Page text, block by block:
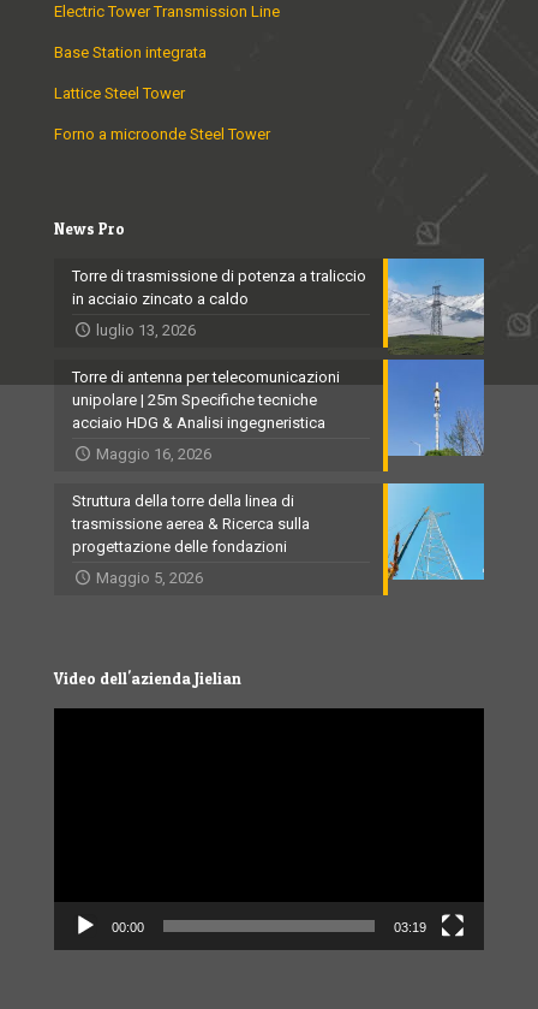
Electric Tower Transmission Line
Base Station integrata
Lattice Steel Tower
Forno a microonde Steel Tower
News Pro
Torre di trasmissione di potenza a traliccio
in acciaio zincato a caldo
luglio 13, 2026
Torre di antenna per telecomunicazioni
unipolare | 25m Specifiche tecniche
acciaio HDG & Analisi ingegneristica
Maggio 16, 2026
Struttura della torre della linea di
trasmissione aerea & Ricerca sulla
progettazione delle fondazioni
Maggio 5, 2026
Video dell'azienda Jielian
00:00 03:19